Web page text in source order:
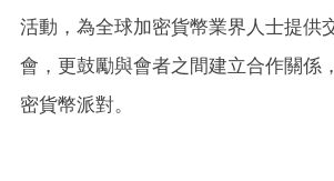
活動，為全球加密貨幣業界人士提供
會，更鼓勵與會者之間建立合作關係
密貨幣派對。